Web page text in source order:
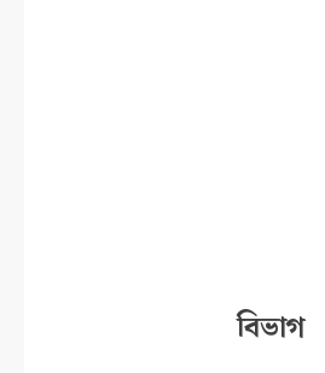
বিভাগ